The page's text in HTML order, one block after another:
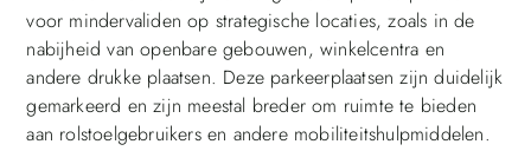
voor mindervaliden op strategische locaties, zoals in de
nabijheid van openbare gebouwen, winkelcentra en
andere drukke plaatsen. Deze parkeerplaatsen zijn duidelijk
gemarkeerd en zijn meestal breder om ruimte te bieden
aan rolstoelgebruikers en andere mobiliteitshulpmiddelen.